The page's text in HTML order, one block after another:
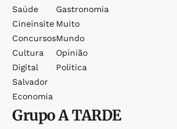
Saúde
Cineinsite
Concursos
Cultura
Digital
Salvador
Economia
Gastronomia
Muito
Mundo
Opinião
Política
GrupoA TARDE